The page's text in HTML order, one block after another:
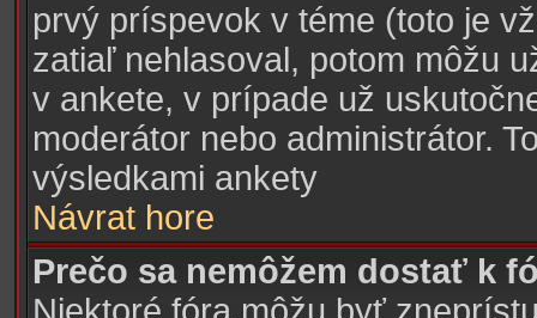
prvý príspevok v téme (toto je
zatiaľ nehlasoval, potom môžu
v ankete, v prípade už
moderátor nebo administrátor.
výsledkami ankety
Návrat hore
Prečo sa nemôžem dostať k